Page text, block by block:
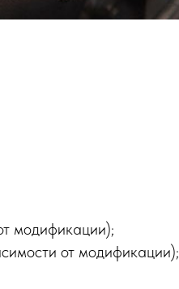
модификации);
от модификации);